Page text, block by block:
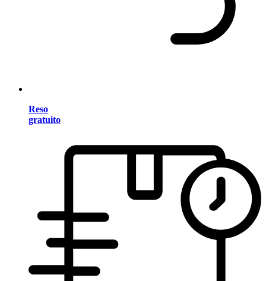
Reso
gratuito